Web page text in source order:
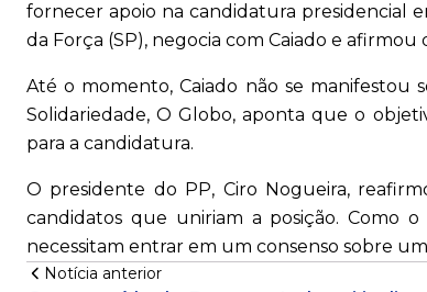
fornecer apoio na candidatura presidencial
da Força (SP), negocia com Caiado e
Até o momento, Caiado não se manifestou
Solidariedade, O Globo, aponta que o
para a candidatura.
O presidente do PP, Ciro Nogueira,
candidatos que uniriam a posição. Como
necessitam entrar em um consenso sobre
Notícia anterior